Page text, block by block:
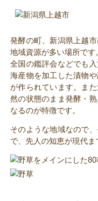
発酵の町、新潟県上越
地域資源が多い場所です
全国の鑑評会などでも
海産物を加工した漬物
が作られています。ま
然の状態のまま発酵・
なるのが特徴です。
そのような地域なので
で、先人の知恵が現代ま